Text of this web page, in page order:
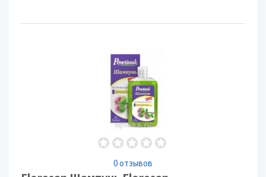
0 отзывов